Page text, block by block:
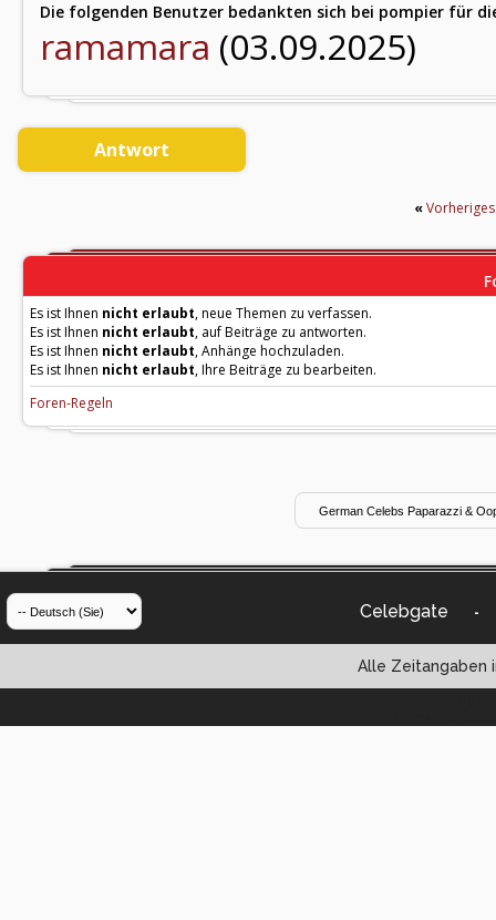
Die folgenden Benutzer bedankten sich bei pompier für
ramamara (03.09.2025)
Antwort
«
Es ist Ihnen nicht erlaubt, neue Themen zu verfassen.
Es ist Ihnen nicht erlaubt, auf Beiträge zu antworten.
Es ist Ihnen nicht erlaubt, Anhänge hochzuladen.
Es ist Ihnen nicht erlaubt, Ihre Beiträge zu bearbeiten.
Foren-Regeln
Celebgate -
Alle Zeitangaben